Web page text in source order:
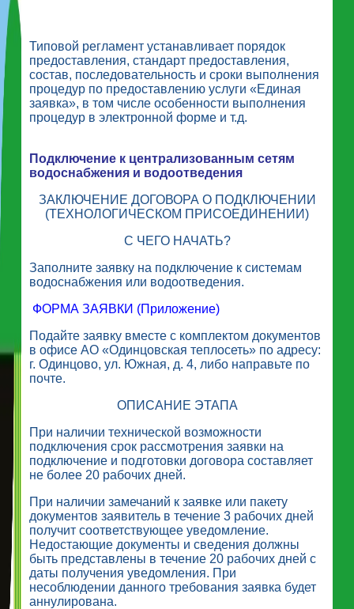
Типовой регламент устанавливает порядок
предоставления, стандарт предоставления,
состав, последовательность и сроки выполнения
процедур по предоставлению услуги «Единая
заявка», в том числе особенности выполнения
процедур в электронной форме и т.д.
Подключение к централизованным сетям
водоснабжения и водоотведения
ЗАКЛЮЧЕНИЕ ДОГОВОРА О ПОДКЛЮЧЕНИИ
(ТЕХНОЛОГИЧЕСКОМ ПРИСОЕДИНЕНИИ)
С ЧЕГО НАЧАТЬ?
Заполните заявку на подключение к системам
водоснабжения или водоотведения.
ФОРМА ЗАЯВКИ (Приложение)
Подайте заявку вместе с комплектом документов
в офисе АО «Одинцовская теплосеть» по адресу:
г. Одинцово, ул. Южная, д. 4, либо направьте по
почте.
ОПИСАНИЕ ЭТАПА
При наличии технической возможности
подключения срок рассмотрения заявки на
подключение и подготовки договора составляет
не более 20 рабочих дней.
При наличии замечаний к заявке или пакету
документов заявитель в течение 3 рабочих дней
получит соответствующее уведомление.
Недостающие документы и сведения должны
быть представлены в течение 20 рабочих дней с
даты получения уведомления. При
несоблюдении данного требования заявка будет
аннулирована.